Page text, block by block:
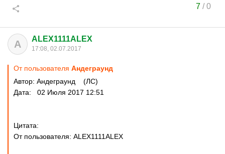
7/0
A ALEX1111ALEX
17:08, 02.07.2017
От пользователя Aндеграунд
Автор: Aндеграунд (ЛС)
Дата: 02 Июля 2017 12:51
Цитата:
От пользователя: ALEX1111ALEX